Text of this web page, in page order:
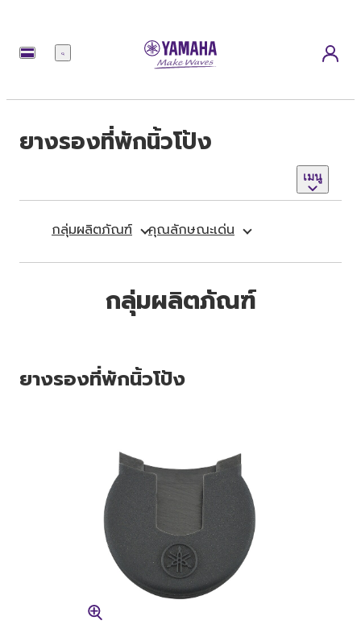
เมนู
ยางรองที่พักนิ้วโป้ง
เมนู
กลุ่มผลิตภัณฑ์ คุณลักษณะเด่น
กลุ่มผลิตภัณฑ์
ยางรองที่พักนิ้วโป้ง